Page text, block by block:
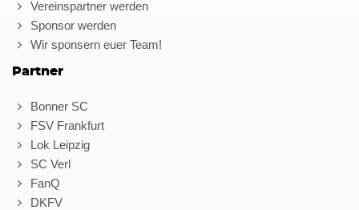
Vereinspartner werden
Sponsor werden
Wir sponsern euer Team!
Partner
Bonner SC
FSV Frankfurt
Lok Leipzig
SC Verl
FanQ
DKFV